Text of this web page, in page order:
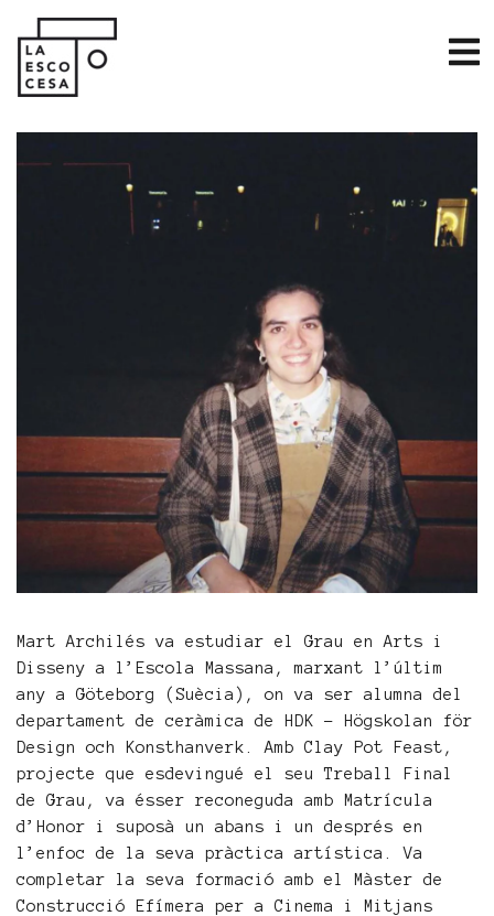
Mart Archilés va estudiar el Grau en Arts i
Disseny a l’Escola Massana, marxant l’últim
any a Göteborg (Suècia), on va ser alumna del
departament de ceràmica de HDK – Högskolan för
Design och Konsthanverk. Amb Clay Pot Feast,
projecte que esdevingué el seu Treball Final
de Grau, va ésser reconeguda amb Matrícula
d’Honor i suposà un abans i un després en
l’enfoc de la seva pràctica artística. Va
completar la seva formació amb el Màster de
Construcció Efímera per a Cinema i Mitjans